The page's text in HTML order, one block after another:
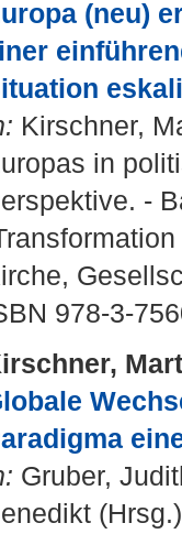
(neu)
Kirschner,
in
-
978-3-
Gruber,